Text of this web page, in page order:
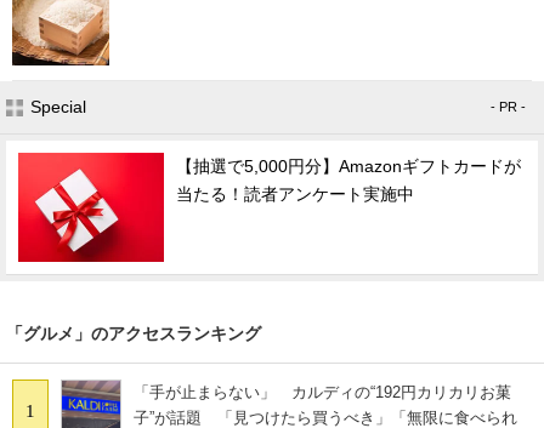
Special - PR -
【抽選で5,000円分】Amazonギフトカードが
当たる！読者アンケート実施中
「グルメ」のアクセスランキング
1
「手が止まらない」 カルディの“192円カリカリお菓
子”が話題 「見つけたら買うべき」「無限に食べられ